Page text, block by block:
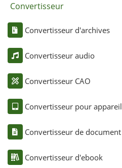
Convertisseur
Convertisseur d'archives
Convertisseur audio
Convertisseur CAO
Convertisseur pour appareil
Convertisseur de document
Convertisseur d'ebook